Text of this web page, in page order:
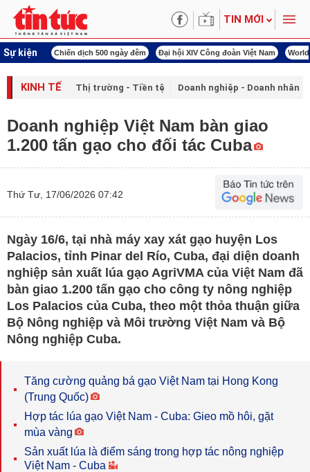
TIN MỚI
Sự kiện
ngày đêm Đại hội XIV Công đoàn Việt Nam World Cup 2026 Kỳ họp thứ
KINH TẾ Thị trường - Tiền tệ Doanh nghiệp - Doanh nhân
Doanh nghiệp Việt Nam bàn giao
1.200 tấn gạo cho đối tác Cuba
Thứ Tư, 17/06/2026 07:42
Ngày 16/6, tại nhà máy xay xát gạo huyện Los
Palacios, tỉnh Pinar del Río, Cuba, đại diện doanh
nghiệp sản xuất lúa gạo AgriVMA của Việt Nam đã
bàn giao 1.200 tấn gạo cho công ty nông nghiệp
Los Palacios của Cuba, theo một thỏa thuận giữa
Bộ Nông nghiệp và Môi trường Việt Nam và Bộ
Nông nghiệp Cuba.
Tăng cường quảng bá gạo Việt Nam tại Hong Kong
(Trung Quốc)
Hợp tác lúa gạo Việt Nam - Cuba: Gieo mồ hôi, gặt
mùa vàng
Sản xuất lúa là điểm sáng trong hợp tác nông nghiệp
Việt Nam - Cuba